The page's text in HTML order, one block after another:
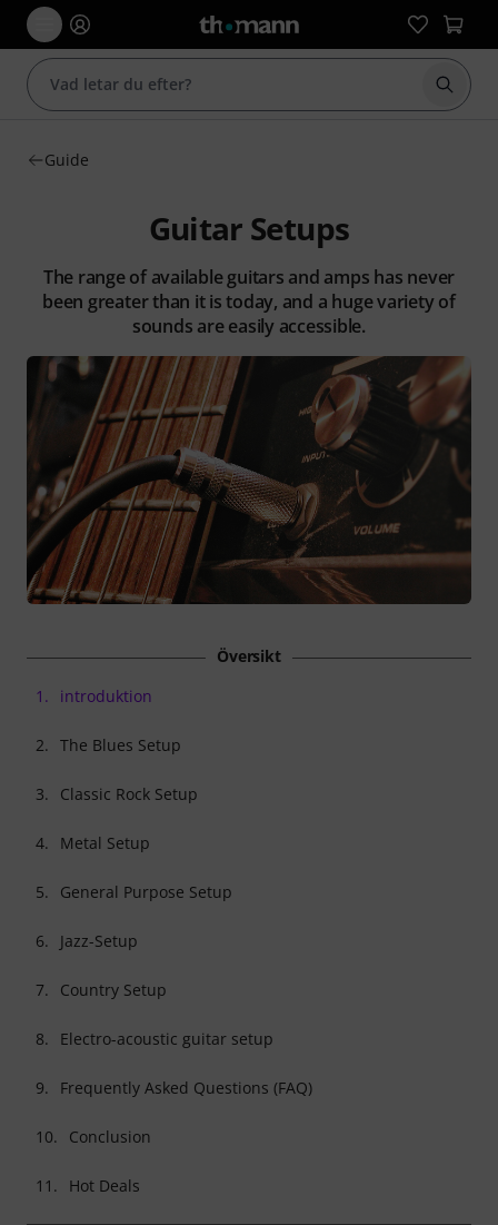
Börja
Guide
Guitar Setups
The range of available guitars and amps has never
been greater than it is today, and a huge variety of
sounds are easily accessible.
Översikt
1.
introduktion
2. The Blues Setup
3. Classic Rock Setup
4. Metal Setup
5. General Purpose Setup
6. Jazz-Setup
7. Country Setup
8. Electro-acoustic guitar setup
9. Frequently Asked Questions (FAQ)
10. Conclusion
11. Hot Deals